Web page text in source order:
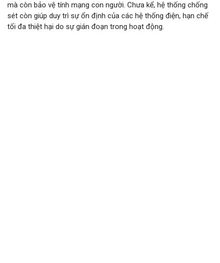
mà còn bảo vệ tính mạng con người. Chưa kể, hệ thống chống
sét còn giúp duy trì sự ổn định của các hệ thống điện, hạn chế
tối đa thiệt hại do sự gián đoạn trong hoạt động.